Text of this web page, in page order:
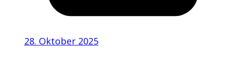
28. Oktober 2025